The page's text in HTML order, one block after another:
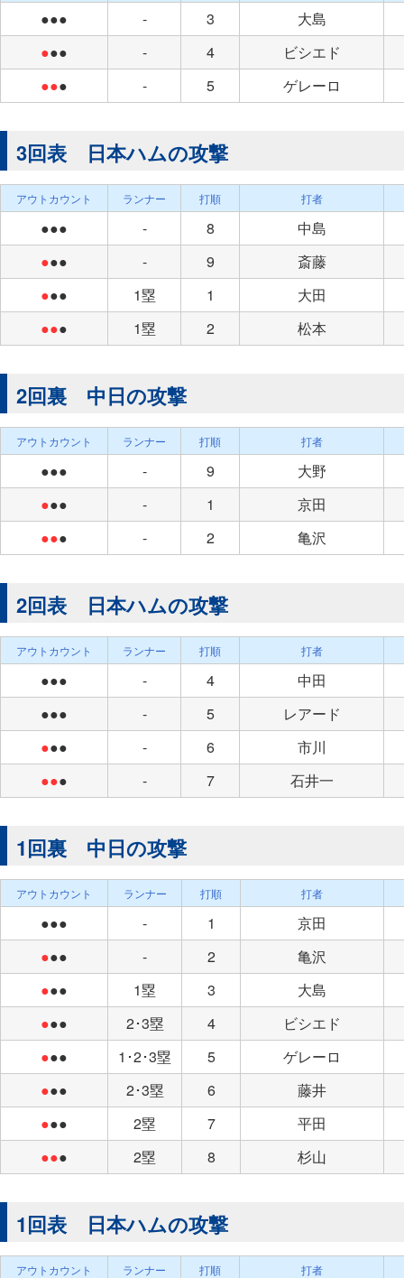
●●● - 3
大島
●●● - 4
ビシエド
●●● - 5 ゲレーロ
3回表 日本ハムの攻撃
アウトカウント ランナー 打順 打者
●●● - 8
中島
●●● - 9
斎藤
●●● 1塁 1
大田
●●● 1塁 2 松本
2回裏 中日の攻撃
アウトカウント ランナー 打順 打者
●●● - 9
大野
●●● - 1
京田
●●● - 2 亀沢
2回表 日本ハムの攻撃
アウトカウント ランナー 打順 打者
●●● - 4
中田
●●●
- 5
レアード
●●● - 6
市川
●●● - 7 石井一
1回裏 中日の攻撃
アウトカウント ランナー 打順 打者
●●● - 1
京田
●●● - 2
亀沢
●●● 1塁 3
大島
●●● 2･3塁 4
ビシエド
●●● 1･2･3塁 5
ゲレーロ
●●● 2･3塁 6
藤井
●●● 2塁 7
平田
●●● 2塁 8 杉山
1回表 日本ハムの攻撃
アウトカウント ランナー 打順 打者